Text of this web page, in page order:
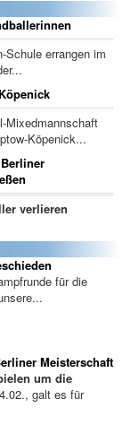
Schule errangen im
Mixedmannschaft
Köpenick...
verlieren
für die
Meisterschaft
um die
galt es für